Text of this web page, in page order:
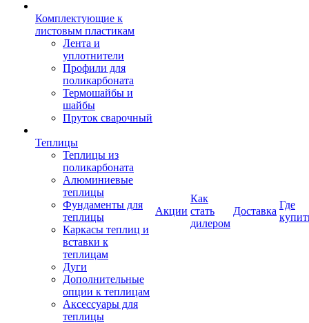
Комплектующие к
листовым пластикам
Лента и
уплотнители
Профили для
поликарбоната
Термошайбы и
шайбы
Пруток сварочный
Теплицы
Теплицы из
поликарбоната
Алюминиевые
теплицы
Фундаменты для
теплицы
Каркасы теплиц и
вставки к
теплицам
Дуги
Дополнительные
опции к теплицам
Аксессуары для
теплицы
Акции
Как
стать
дилером
Доставка
Где